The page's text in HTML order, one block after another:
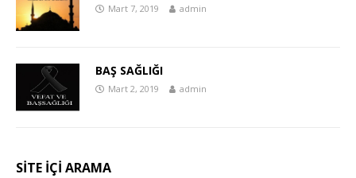
Mart 7, 2019 admin
BAŞ SAĞLIĞI
Mart 2, 2019 admin
SİTE İÇİ ARAMA